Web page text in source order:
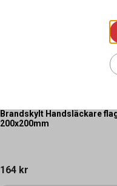
Brandskylt Handsläckare
200x200mm
164 kr